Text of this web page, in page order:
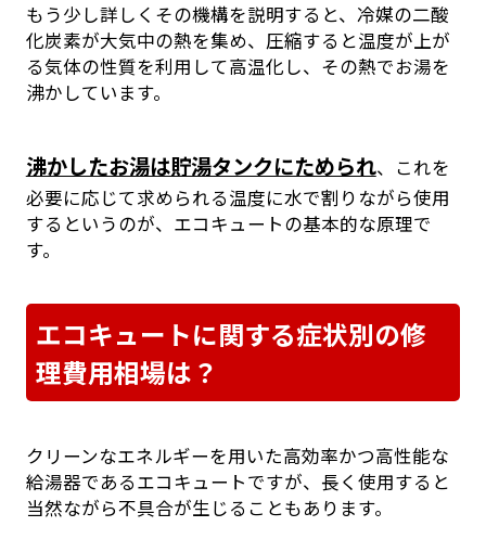
もう少し詳しくその機構を説明すると、冷媒の二酸
化炭素が大気中の熱を集め、圧縮すると温度が上が
る気体の性質を利用して高温化し、その熱でお湯を
沸かしています。
沸かしたお湯は貯湯タンクにためられ、これを
必要に応じて求められる温度に水で割りながら使用
するというのが、エコキュートの基本的な原理で
す。
エコキュートに関する症状別の修
理費用相場は？
クリーンなエネルギーを用いた高効率かつ高性能な
給湯器であるエコキュートですが、長く使用すると
当然ながら不具合が生じることもあります。